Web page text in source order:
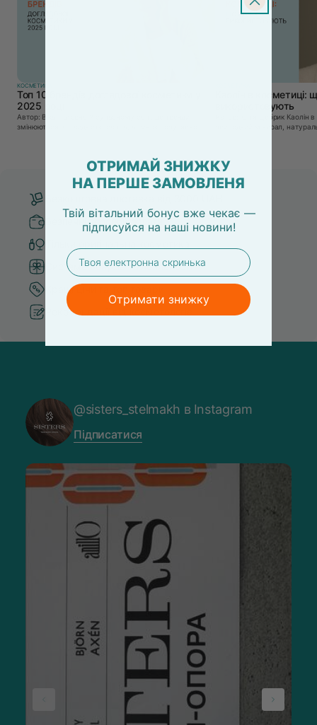
КОСМЕТИКА
Топ 10 брендів доглядової косметики у
2025 році
Автор: Віка Нагорна У сучасному світі, де тренди
змінюються зі швидкістю світла, а ринок популярної
Каолін в косметиці:
використовують
Автор: Юлія Цебрик Каолін в косметології – це
природний мінерал,
Безпечні способи оплати
Система бонусів та лояльності
Кращі ціни та топ товари
Рекомендації від косметологів
@sisters_stelmakh в Instagram
Підписатися
ОТРИМАЙ ЗНИЖКУ
НА ПЕРШЕ ЗАМОВЛЕНЯ
Твій вітальний бонус вже чекає —
підписуйся на наші новини!
email
Отримати знижку